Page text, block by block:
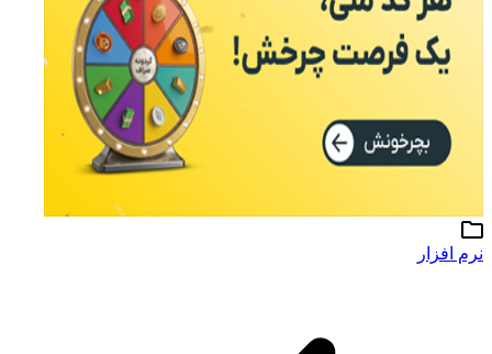
نرم افزار